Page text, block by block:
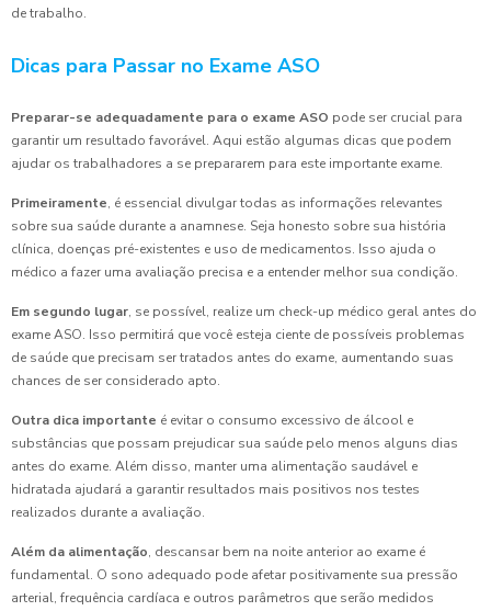
de trabalho.
Dicas para Passar no Exame ASO
Preparar-se adequadamente para o exame ASO pode ser crucial para
garantir um resultado favorável. Aqui estão algumas dicas que podem
ajudar os trabalhadores a se prepararem para este importante exame.
Primeiramente, é essencial divulgar todas as informações relevantes
sobre sua saúde durante a anamnese. Seja honesto sobre sua história
clínica, doenças pré-existentes e uso de medicamentos. Isso ajuda o
médico a fazer uma avaliação precisa e a entender melhor sua condição.
Em segundo lugar, se possível, realize um check-up médico geral antes do
exame ASO. Isso permitirá que você esteja ciente de possíveis problemas
de saúde que precisam ser tratados antes do exame, aumentando suas
chances de ser considerado apto.
Outra dica importante é evitar o consumo excessivo de álcool e
substâncias que possam prejudicar sua saúde pelo menos alguns dias
antes do exame. Além disso, manter uma alimentação saudável e
hidratada ajudará a garantir resultados mais positivos nos testes
realizados durante a avaliação.
Além da alimentação, descansar bem na noite anterior ao exame é
fundamental. O sono adequado pode afetar positivamente sua pressão
arterial, frequência cardíaca e outros parâmetros que serão medidos